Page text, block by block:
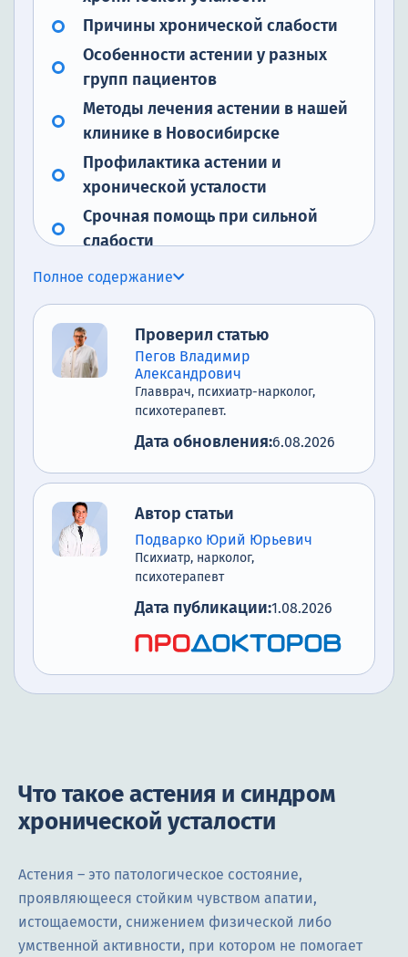
Причины хронической слабости
Особенности астении у разных
групп пациентов
Методы лечения астении в нашей
клинике в Новосибирске
Профилактика астении и
хронической усталости
Срочная помощь при сильной
слабости
Заключение
Список литературы
Полное содержание
Проверил статью
Пегов Владимир
Александрович
Главврач, психиатр-нарколог,
психотерапевт.
Дата обновления:6.08.2026
Автор статьи
Подварко Юрий Юрьевич
Психиатр, нарколог,
психотерапевт
Дата публикации:1.08.2026
Что такое астения и синдром
хронической усталости
Астения – это патологическое состояние,
проявляющееся стойким чувством апатии,
истощаемости, снижением физической либо
умственной активности, при котором не помогает